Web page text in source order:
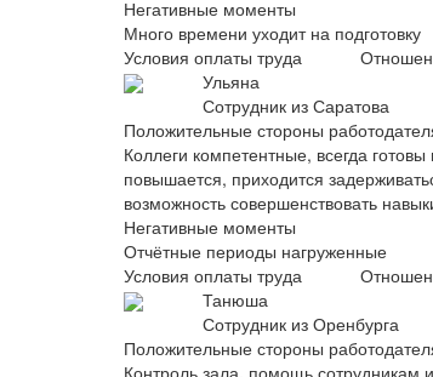
Негативные моменты
Много времени уходит на подготовку
Условия оплаты труда
Ульяна
Сотрудник из Саратова
Положительные стороны
Коллеги компетентные, всегда
повышается, приходится
возможность совершенствовать
Негативные моменты
Отчётные периоды нагруженные
Условия оплаты труда
Танюша
Сотрудник из Оренбурга
Положительные стороны
Контроль зала, помощь